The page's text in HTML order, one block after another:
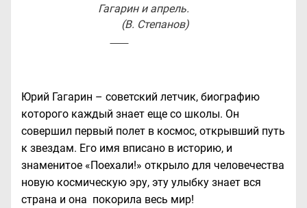
Гагарин и апрель.
(В. Степанов)
Юрий Гагарин – советский летчик, биографию
которого каждый знает еще со школы. Он
совершил первый полет в космос, открывший путь
к звездам. Его имя вписано в историю, и
знаменитое «Поехали!» открыло для человечества
новую космическую эру, эту улыбку знает вся
страна и она покорила весь мир!